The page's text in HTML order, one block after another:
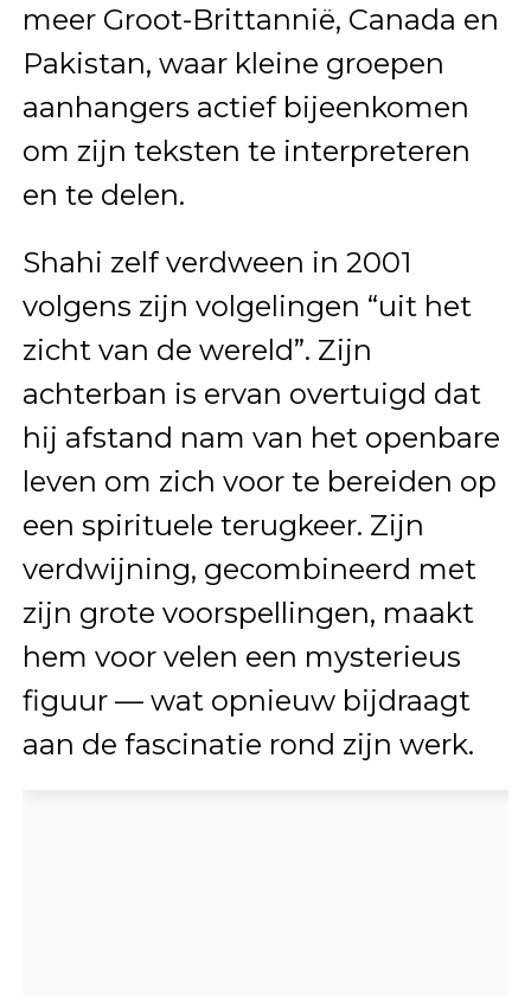
meer Groot-Brittannië, Canada en
Pakistan, waar kleine groepen
aanhangers actief bijeenkomen
om zijn teksten te interpreteren
en te delen.
Shahi zelf verdween in 2001
volgens zijn volgelingen “uit het
zicht van de wereld”. Zijn
achterban is ervan overtuigd dat
hij afstand nam van het openbare
leven om zich voor te bereiden op
een spirituele terugkeer. Zijn
verdwijning, gecombineerd met
zijn grote voorspellingen, maakt
hem voor velen een mysterieus
figuur — wat opnieuw bijdraagt
aan de fascinatie rond zijn werk.